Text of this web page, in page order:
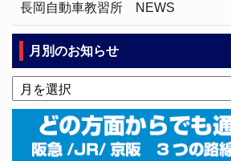
長岡自動車教習所 NEWS
月別のお知らせ